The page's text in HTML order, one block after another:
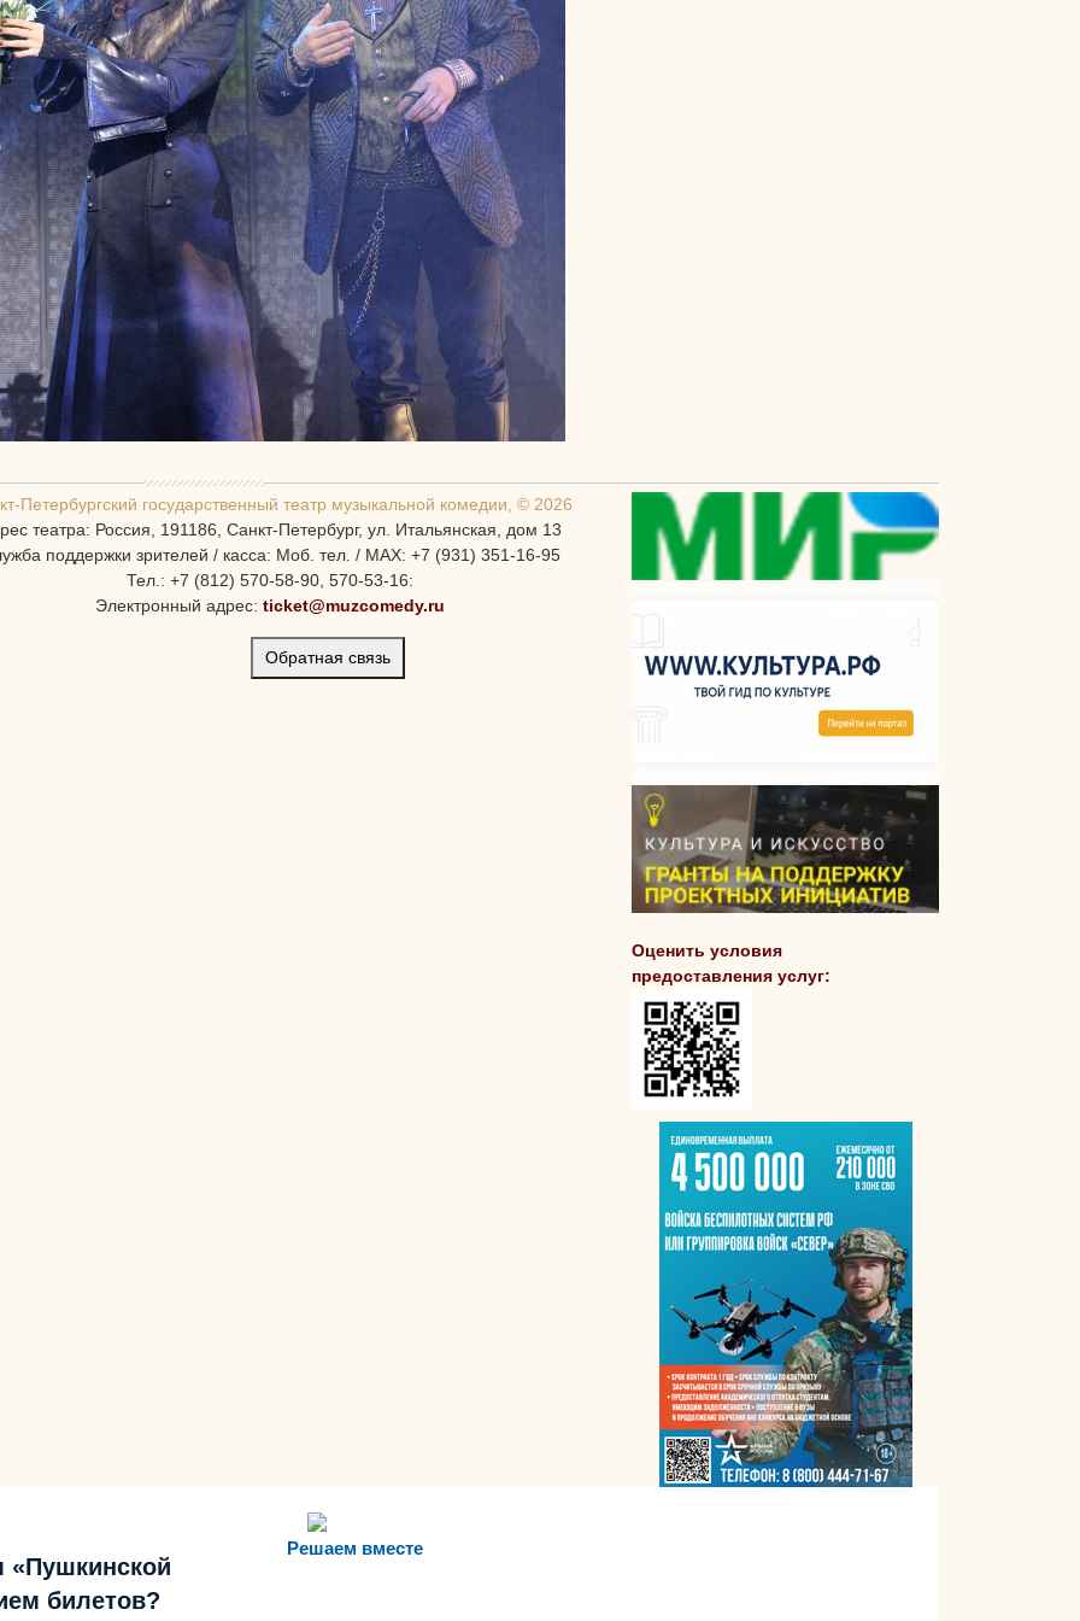
Петербургcкий государственный театр музыкальной комедии, © 2026
театра: Россия, 191186, Санкт-Петербург, ул. Итальянская, дом 13
поддержки зрителей / касса: Моб. тел. / MAX: +7 (931) 351-16-95
Тел.: +7 (812) 570-58-90, 570-53-16:
Электронный адрес: ticket@muzcomedy.ru
Обратная связь
Оценить условия
предоставления услуг:
Решаем вместе
«Пушкинской
билетов?